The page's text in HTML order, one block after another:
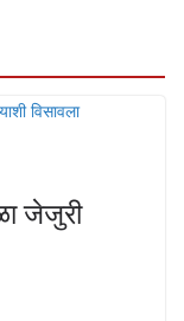
जेजुरी